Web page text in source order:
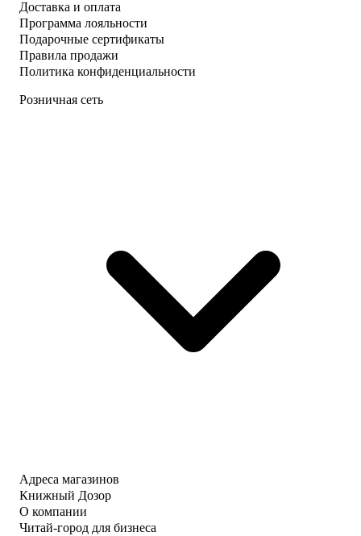
Доставка и оплата
Программа лояльности
Подарочные сертификаты
Правила продажи
Политика конфиденциальности
Розничная сеть
Адреса магазинов
Книжный Дозор
О компании
Читай-город для бизнеса